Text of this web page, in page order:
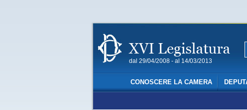
dal 29/04/2008 - al 14/03/2013
CONOSCERE LA CAMERA